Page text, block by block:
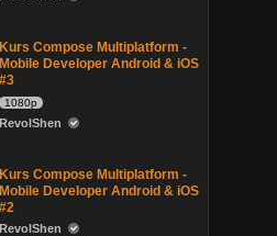
Kurs Compose Multiplatform -
Mobile Developer Android & iOS
#3
1080p
RevolShen
Kurs Compose Multiplatform -
Mobile Developer Android & iOS
#2
RevolShen